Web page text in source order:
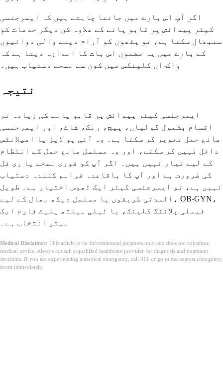
اگر آپ اس بارے میں جاننا چاہتے ہیں کہ ایمرجنسی
کیئر پیدائش پر قابو پانے کے علاوہ کن دیگر خدمات کو
سنبھال سکتا ہے، تو پٹھوں کو آرام دینے والی دوائیوں
کے بارے میں یہ مضمون اس بات کا اندازہ دیتا ہے کہ
واک-ان کلینکس میں کون سے نسخے دستیاب ہیں۔
نتیجہ
ایمرجنسی کیئر پیدائش پر قابو پانے کی زیادہ تر
اقسام بشمول گولیاں، پیچ، رنگ، شاٹ، اور ایمرجنسی
مانع حمل تجویز کر سکتا ہے۔ وہ آئی یو ڈیز یا امپلانٹس
داخل نہیں کر سکتے، اور وہ مسلسل مانع حمل کے انتظام
کے لیے تیار نہیں ہیں۔ اگر آپ کو فوری نسخے یا ری فل
کی ضرورت ہے اور آپ کا باقاعدہ فراہم کنندہ دستیاب
نہیں ہے، تو ایمرجنسی کیئر ایک ٹھوس اختیار ہے۔ طویل
المدتی طریقوں یا مسلسل دیکھ بھال کے لیے، OB-GYN،
فیملی پلاننگ کلینک، یا ٹیلی ہیلتھ پلیٹ فارم ایک
بہتر انتخاب ہے۔
Medical Disclaimer: This article is for informational purposes only and does not constitute
medical advice. Always consult a qualified healthcare provider for diagnosis and treatment
decisions. If you are experiencing a medical emergency, call 911 or go to the nearest emergency
room immediately.